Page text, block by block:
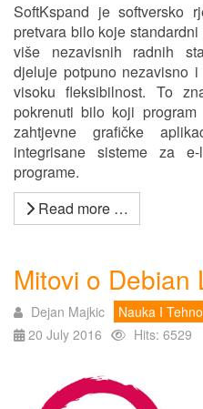
SoftKspand je softversko
pretvara bilo koje
više nezavisnih radnih
djeluje potpuno nezavisno
visoku fleksibilnost. To
pokrenuti bilo koji program
zahtjevne grafičke
integrisane sisteme za
programe.
Read more …
Mitovi o Debian
Dejan Majkic
Nauka I
20 July 2016
Hits: 6529